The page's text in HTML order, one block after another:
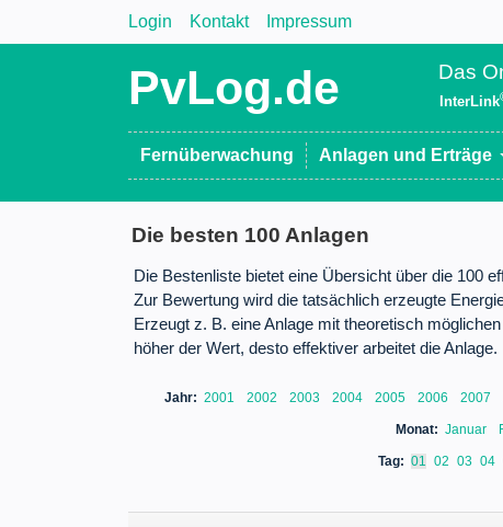
Login Kontakt Impressum
PvLog.de Das
InterLink
Fernüberwachung Anlagen und Erträge
Die besten 100 Anlagen
Die Bestenliste bietet eine Übersicht über die 100
Zur Bewertung wird die tatsächlich erzeugte
Erzeugt z. B. eine Anlage mit theoretisch
höher der Wert, desto effektiver arbeitet die Anlage.
Jahr: 2001 2002 2003 2004 2005 2006 2007
Monat: Januar
Tag: 01 02 03 04